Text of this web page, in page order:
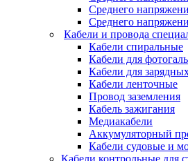
Среднего
Среднего
Кабели и провода
Кабели спиральные
Кабели для
Кабели для
Кабели ленточные
Провод заземления
Кабель зажигания
Медиакабели
Аккумуляторный
Кабели судовые и
Кабели контрольные для